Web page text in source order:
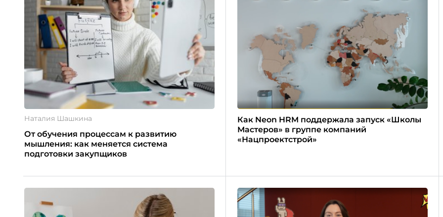
Наталия Шашкина
От обучения процессам к развитию
мышления: как меняется система
подготовки закупщиков
Как Neon HRM поддержала запуск «Школы
Мастеров» в группе компаний
«Нацпроектстрой»